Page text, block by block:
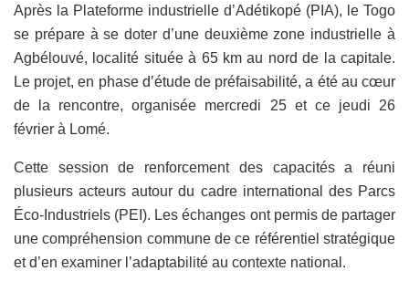
Après la Plateforme industrielle d’Adétikopé (PIA), le Togo
se prépare à se doter d’une deuxième zone industrielle à
Agbélouvé, localité située à 65 km au nord de la capitale.
Le projet, en phase d’étude de préfaisabilité, a été au cœur
de la rencontre, organisée mercredi 25 et ce jeudi 26
février à Lomé.
Cette session de renforcement des capacités a réuni
plusieurs acteurs autour du cadre international des Parcs
Éco-Industriels (PEI). Les échanges ont permis de partager
une compréhension commune de ce référentiel stratégique
et d’en examiner l’adaptabilité au contexte national.